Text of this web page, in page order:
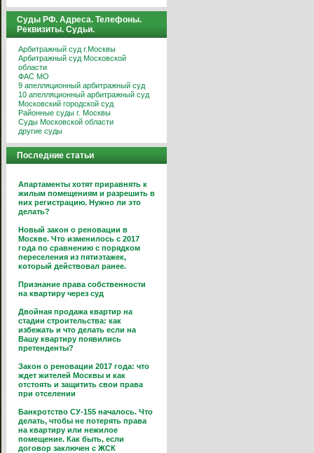
Суды РФ. Адреса. Телефоны.
Реквизиты. Судьи.
Арбитражный суд г.Москвы
Арбитражный суд Московской
области
ФАС МО
9 апелляционный арбитражный суд
10 апелляционный арбитражный суд
Московский городской суд
Районные суды г. Москвы
Суды Московской области
другие суды
Последние статьи
Апартаменты хотят приравнять к
жилым помещениям и разрешить в
них регистрацию. Нужно ли это
делать?
Новый закон о реновации в
Москве. Что изменилось с 2017
года по сравнению с порядком
переселения из пятиэтажек,
который действовал ранее.
Признание права собственности
на квартиру через суд
Двойная продажа квартир на
стадии строительства: как
избежать и что делать если на
Вашу квартиру появились
претенденты?
Закон о реновации 2017 года: что
ждет жителей Москвы и как
отстоять и защитить свои права
при отселении
Банкротство СУ-155 началось. Что
делать, чтобы не потерять права
на квартиру или нежилое
помещение. Как быть, если
договор заключен с ЖСК